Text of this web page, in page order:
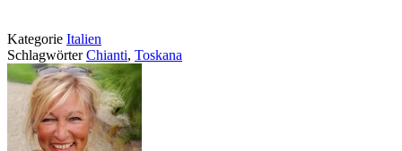
Kategorie Italien
SchlagwörterChianti, Toskana